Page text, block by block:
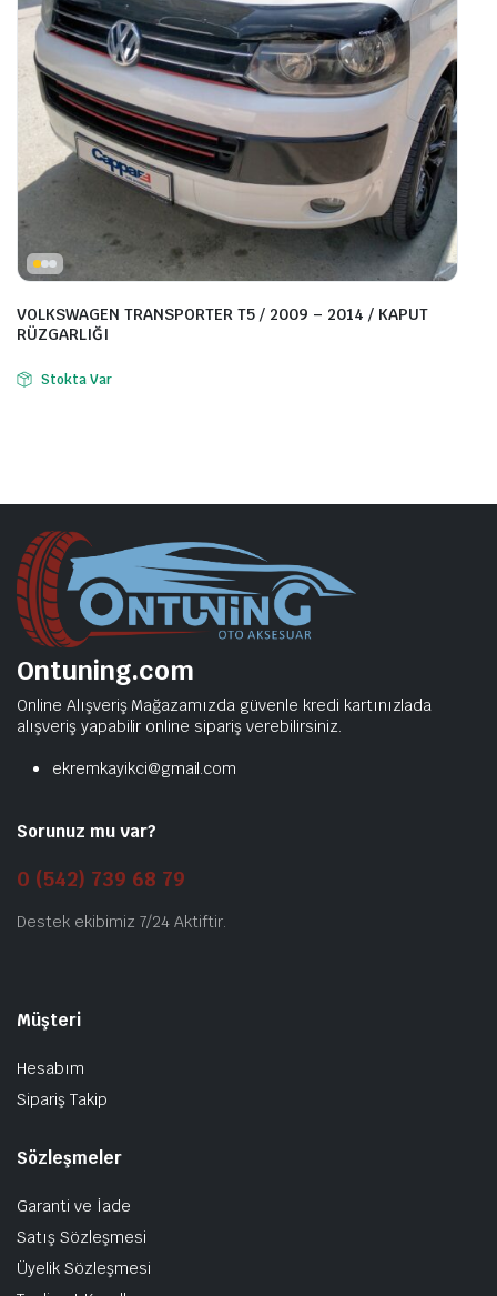
VOLKSWAGEN TRANSPORTER T5 / 2009 – 2014 / KAPUT
RÜZGARLIĞI
Stokta Var
Ontuning.com
Online Alışveriş Mağazamızda güvenle kredi kartınızlada
alışveriş yapabilir online sipariş verebilirsiniz.
ekremkayikci@gmail.com
Sorunuz mu var?
0 (542) 739 68 79
Destek ekibimiz 7/24 Aktiftir.
Müşteri
Hesabım
Sipariş Takip
Sözleşmeler
Garanti ve İade
Satış Sözleşmesi
Üyelik Sözleşmesi